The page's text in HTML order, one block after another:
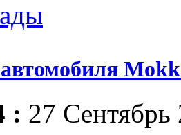
: 27